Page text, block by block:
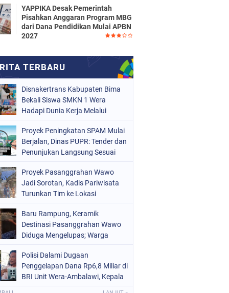
YAPPIKA Desak Pemerintah
Pisahkan Anggaran Program MBG
dari Dana Pendidikan Mulai APBN
2027
Disnakertrans Kabupaten Bima
Bekali Siswa SMKN 1 Wera
Hadapi Dunia Kerja Melalui
Proyek Peningkatan SPAM Mulai
Berjalan, Dinas PUPR: Tender dan
Penunjukan Langsung Sesuai
Proyek Pasanggrahan Wawo
Jadi Sorotan, Kadis Pariwisata
Turunkan Tim ke Lokasi
Baru Rampung, Keramik
Destinasi Pasanggrahan Wawo
Diduga Mengelupas; Warga
Juta
Polisi Dalami Dugaan
Penggelapan Dana Rp6,8 Miliar di
BRI Unit Wera-Ambalawi, Kepala